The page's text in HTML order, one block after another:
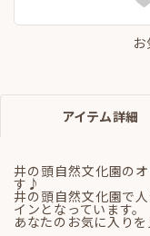
アイテム詳細
井の頭自然文化園の
す♪
井の頭自然文化園で
インとなっています。
あなたのお気に入り